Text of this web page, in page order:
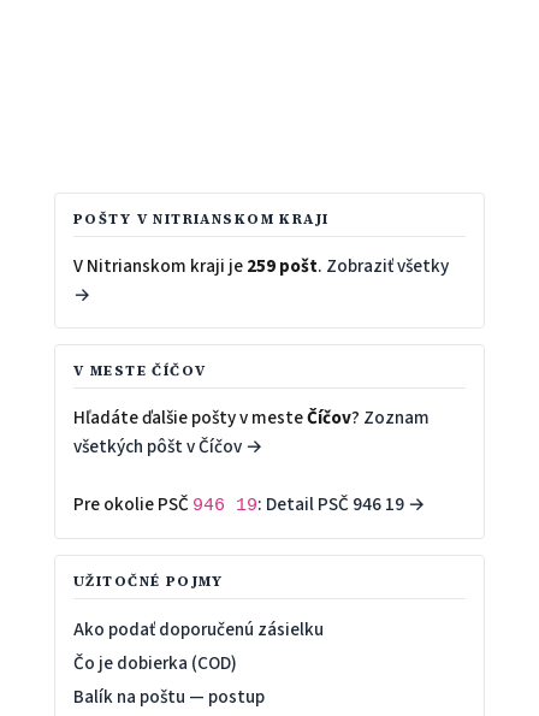
POŠTY V NITRIANSKOM KRAJI
V Nitrianskom kraji je259 pošt. Zobraziť všetky
→
V MESTE ČÍČOV
Hľadáte ďalšie pošty v mesteČíčov? Zoznam
všetkých pôšt v Číčov →
Pre okolie PSČ 946 19: Detail PSČ 946 19 →
UŽITOČNÉ POJMY
Ako podať doporučenú zásielku
Čo je dobierka (COD)
Balík na poštu — postup